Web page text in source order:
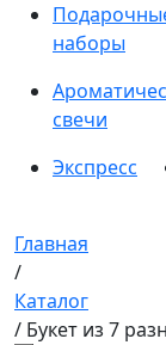
наборы
свечи
Экспресс
Главная
/
Каталог
/ Букет из 7